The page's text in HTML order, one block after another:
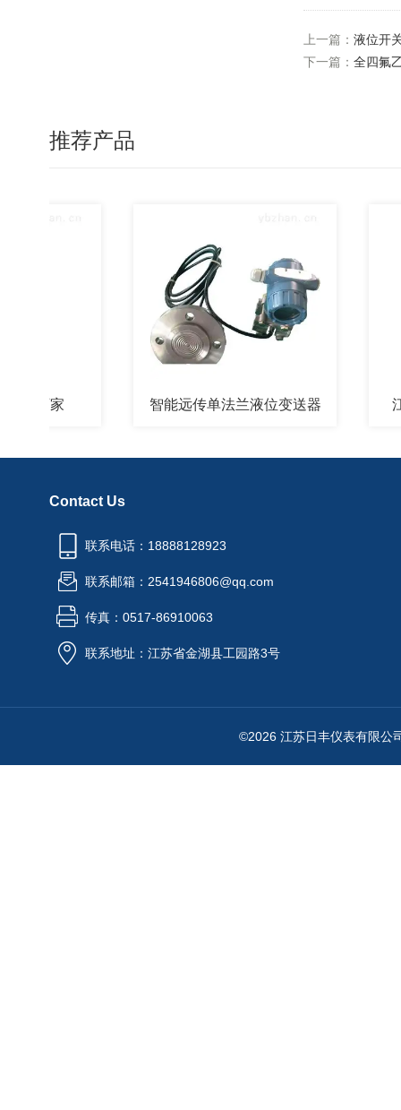
上一篇： 液位开
下一篇： 全四氟
推荐产品
智能远传单法兰液位变送器 江苏
Contact Us
联系电话：18888128923
联系邮箱：2541946806@qq.com
传真：0517-86910063
联系地址：江苏省金湖县工园路3号
©2026 江苏日丰仪表有限公